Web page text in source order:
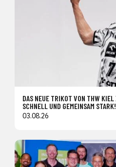
DAS NEUE TRIKOT VON THW
SCHNELL UND GEMEINSAM STARK!
03.08.26